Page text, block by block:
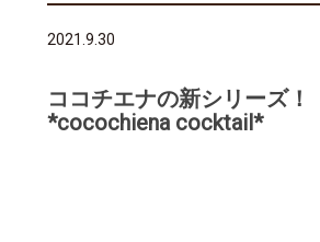
2021.9.30
ココチエナの新シリーズ！
*cocochiena cocktail*